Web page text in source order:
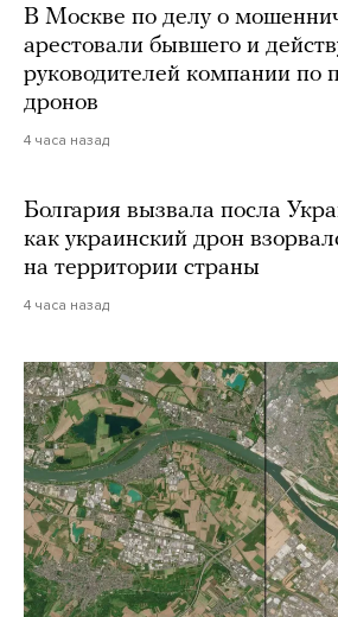
В Москве по делу о
арестовали бывшего и
руководителей компании по
дронов
4 часа назад
Болгария вызвала посла
как украинский дрон
на территории страны
4 часа назад